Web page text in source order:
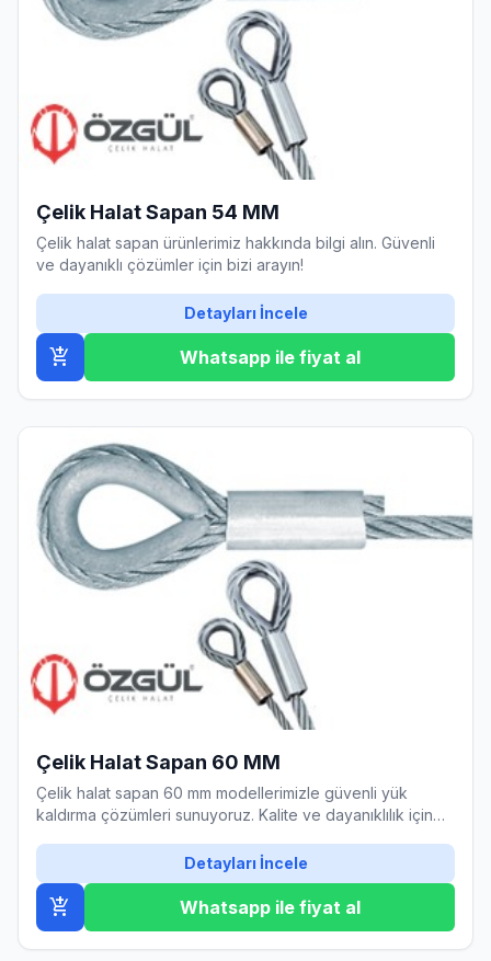
Çelik Halat Sapan 54 MM
Çelik halat sapan ürünlerimiz hakkında bilgi alın. Güvenli
ve dayanıklı çözümler için bizi arayın!
Detayları İncele
add_shopping_cart Whatsapp ile fiyat al
Çelik Halat Sapan 60 MM
Çelik halat sapan 60 mm modellerimizle güvenli yük
kaldırma çözümleri sunuyoruz. Kalite ve dayanıklılık için
Detayları İncele
add_shopping_cart Whatsapp ile fiyat al